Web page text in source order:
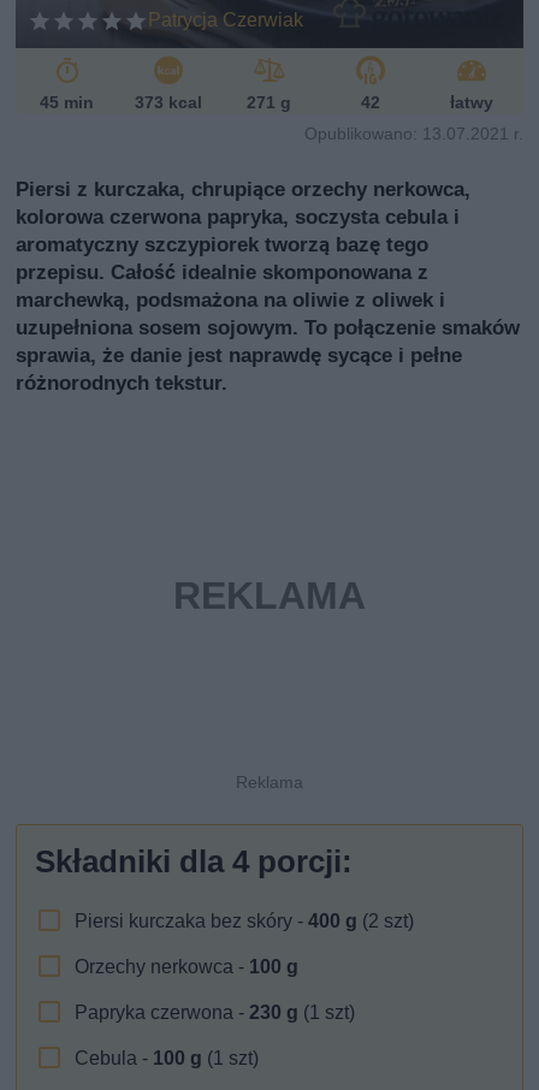
Patrycja Czerwiak
45 min 373 kcal 271 g 42
łatwy
Opublikowano: 13.07.2021 r.
Piersi z kurczaka, chrupiące orzechy nerkowca,
kolorowa czerwona papryka, soczysta cebula i
aromatyczny szczypiorek tworzą bazę tego
przepisu. Całość idealnie skomponowana z
marchewką, podsmażona na oliwie z oliwek i
uzupełniona sosem sojowym. To połączenie smaków
sprawia, że danie jest naprawdę sycące i pełne
różnorodnych tekstur.
Składniki dla4 porcji:
Piersi kurczaka bez skóry -400 g (2 szt)
Orzechy nerkowca - 100 g
Papryka czerwona -230 g (1 szt)
Cebula - 100 g (1 szt)